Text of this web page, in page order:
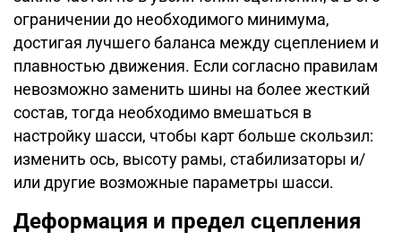
ограничении до необходимого минимума,
достигая лучшего баланса между сцеплением и
плавностью движения. Если согласно правилам
невозможно заменить шины на более жесткий
состав, тогда необходимо вмешаться в
настройку шасси, чтобы карт больше скользил:
изменить ось, высоту рамы, стабилизаторы и/
или другие возможные параметры шасси.
Деформация и предел сцепления